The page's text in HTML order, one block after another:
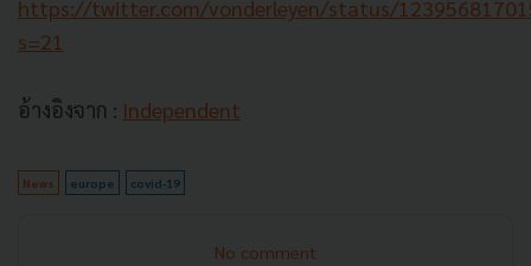
https://twitter.com/vonderleyen/status/
s=21
อ้างอิงจาก : Independent
News europe covid-19
No comment